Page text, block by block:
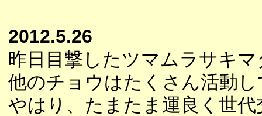
2012.5.26
昨日目撃したツマムラサキ
他のチョウはたくさん活動
やはり、たまたま運良く世